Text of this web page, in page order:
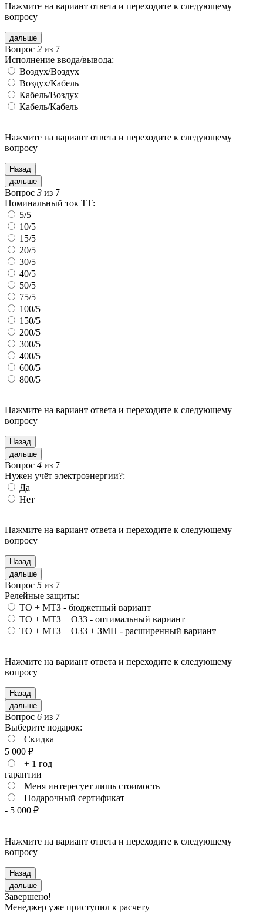
Нажмите на вариант ответа и переходите к следующему
вопросу
дальше
Вопрос 2 из 7
Исполнение ввода/вывода:
Воздух/Воздух
Воздух/Кабель
Кабель/Воздух
Кабель/Кабель
Нажмите на вариант ответа и переходите к следующему
вопросу
Назад
дальше
Вопрос 3 из 7
Номинальный ток ТТ:
5/5
10/5
15/5
20/5
30/5
40/5
50/5
75/5
100/5
150/5
200/5
300/5
400/5
600/5
800/5
Нажмите на вариант ответа и переходите к следующему
вопросу
Назад
дальше
Вопрос 4 из 7
Нужен учёт электроэнергии?:
Да
Нет
Нажмите на вариант ответа и переходите к следующему
вопросу
Назад
дальше
Вопрос 5 из 7
Релейные защиты:
ТО + МТЗ - бюджетный вариант
ТО + МТЗ + ОЗЗ - оптимальный вариант
ТО + МТЗ + ОЗЗ + ЗМН - расширенный вариант
Нажмите на вариант ответа и переходите к следующему
вопросу
Назад
дальше
Вопрос 6 из 7
Выберите подарок:
Скидка
5 000 ₽
+ 1 год
гарантии
Меня интересует лишь стоимость
Подарочный сертификат
- 5 000 ₽
Нажмите на вариант ответа и переходите к следующему
вопросу
Назад
дальше
Завершено!
Менеджер уже приступил к расчету